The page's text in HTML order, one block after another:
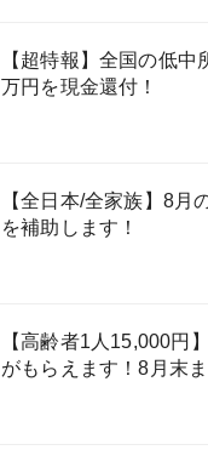
【超特報】全国の低
万円を現金還付！
【全日本/全家族】8月
を補助します！
【高齢者1人15,000円
がもらえます！8月末